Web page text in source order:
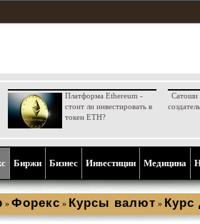
Платформа Ethereum -
стоит ли инвестировать в
токен ETH?
Сатоши
Биржи Бизнес Инвестиции Медицина
» Форекс » Курсы валют » Курс